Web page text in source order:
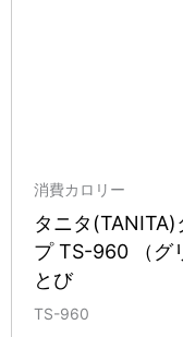
消費カロリー
タニタ
プ TS-960 （グ
とび
TS-960